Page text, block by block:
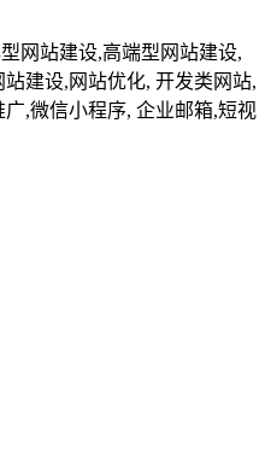
网站建设,高端型网站建设,
建设,网站优化, 开发类网站,
,微信小程序, 企业邮箱,短视